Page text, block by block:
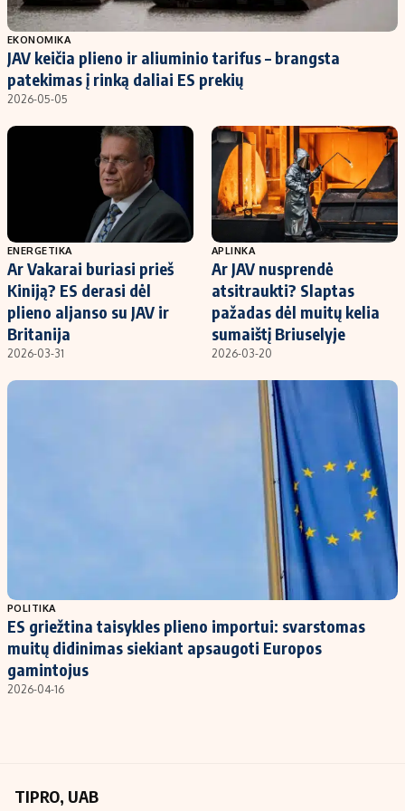
Populiarios temos
Investavimas
Akcijų rinka
Saulės elektrinės
Titulinis
Nedarbo išmokos skaičiuoklė
Indėlių skaičiuoklė
Būsto finansai
Įdomios naujienos
Redakcija
Apie mus
Redakcijos politika
Privatumo politika
Turinio žymėjimo taisyklės
EKONOMIKA
JAV keičia plieno ir aliuminio tarifus – brangsta
patekimas į rinką daliai ES prekių
2026-05-05
ENERGETIKA
Ar Vakarai buriasi prieš
Kiniją? ES derasi dėl
plieno aljanso su JAV ir
Britanija
2026-03-31
APLINKA
Ar JAV nusprendė
atsitraukti? Slaptas
pažadas dėl muitų kelia
sumaištį Briuselyje
2026-03-20
POLITIKA
ES griežtina taisykles plieno importui: svarstomas
muitų didinimas siekiant apsaugoti Europos
gamintojus
2026-04-16
TIPRO, UAB